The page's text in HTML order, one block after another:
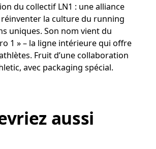
du collectif LN1 : une alliance
la culture du running
uniques. Son nom vient du
1 » – la ligne intérieure qui offre
Fruit d’une collaboration
avec packaging spécial.
aussi